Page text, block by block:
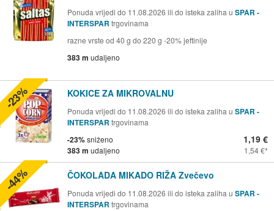
Ponuda vrijedi do 11.08.2026 ili do isteka zaliha u SPAR -
INTERSPAR trgovinama
razne vrste od 40 g do 220 g -20% jeftinije
383 m udaljeno
KOKICE ZA MIKROVALNU
Ponuda vrijedi do 11.08.2026 ili do isteka zaliha u SPAR -
INTERSPAR trgovinama
-23%sniženo
383 m udaljeno
1,19 €
1,54 €
-23%
ČOKOLADA MIKADO RIŽA Zvečevo
Ponuda vrijedi do 11.08.2026 ili do isteka zaliha u SPAR -
INTERSPAR trgovinama
-44%